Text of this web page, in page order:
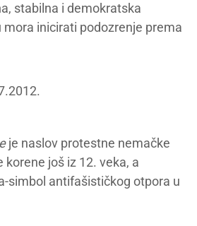
stabilna i demokratska
inicirati podozrenje prema
je naslov protestne nemačke
korene još iz 12. veka, a
simbol antifašističkog otpora u